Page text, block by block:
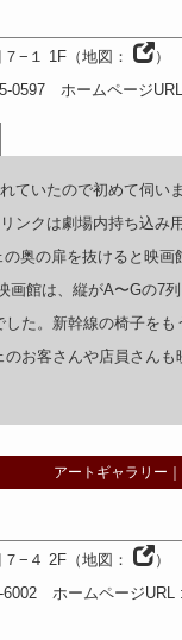
−１ 1F（地図：
）
0597 ホームページURL
ていたので初めて伺い
ンクは劇場内持ち込み
の奥の扉を抜けると映
画館は、縦がA〜Gの7
た。新幹線の椅子をも
お客さんや店員さん
アートギャラリー
−４ 2F（地図：
）
6002 ホームページURL: